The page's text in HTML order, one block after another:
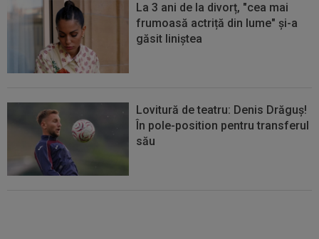
La 3 ani de la divorț, "cea mai
frumoasă actriță din lume" și-a
găsit liniștea
Lovitură de teatru: Denis Drăguș!
În pole-position pentru transferul
său